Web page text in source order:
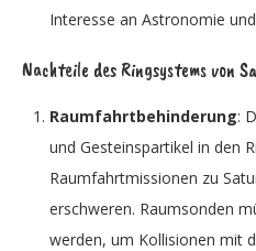
Interesse an Astronomie
Nachteile des Ringsystems von
Raumfahrtbehinderung:
und Gesteinspartikel in den
Raumfahrtmissionen zu
erschweren. Raumsonden
werden, um Kollisionen mit